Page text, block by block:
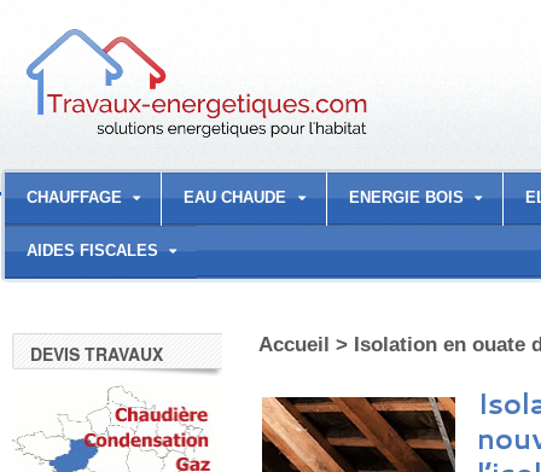
CHAUFFAGE EAU CHAUDE ENERGIE BOIS
AIDES FISCALES
Accueil > Isolation en ouate
DEVIS TRAVAUX